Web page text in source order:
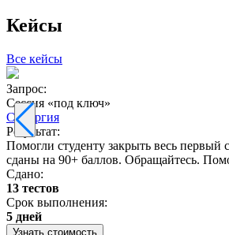
Кейсы
Все кейсы
Запрос:
Сессия «под ключ»
Синергия
Результат:
Помогли студенту закрыть весь первый
сданы на 90+ баллов. Обращайтесь.
Сдано:
13 тестов
Срок выполнения:
5 дней
Узнать стоимость